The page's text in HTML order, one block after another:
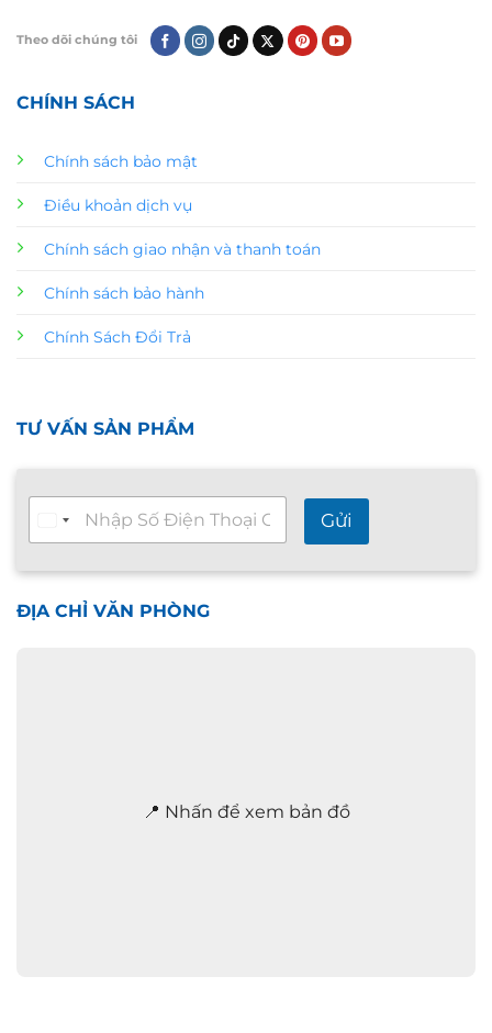
Theo dõi chúng tôi
CHÍNH SÁCH
Chính sách bảo mật
Điều khoản dịch vụ
Chính sách giao nhận và thanh toán
Chính sách bảo hành
Chính Sách Đổi Trả
TƯ VẤN SẢN PHẨM
T
v
n
Gửi
ĐỊA CHỈ VĂN PHÒNG
📍 Nhấn để xem bản đồ